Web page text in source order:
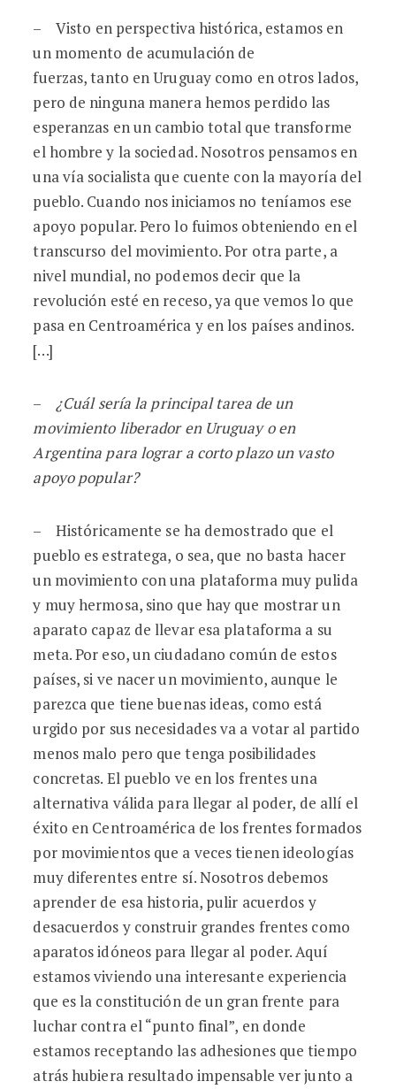
– Visto en perspectiva histórica, estamos en
un momento de acumulación de
fuerzas, tanto en Uruguay como en otros lados,
pero de ninguna manera hemos perdido las
esperanzas en un cambio total que transforme
el hombre y la sociedad. Nosotros pensamos en
una vía socialista que cuente con la mayoría del
pueblo. Cuando nos iniciamos no teníamos ese
apoyo popular. Pero lo fuimos obteniendo en el
transcurso del movimiento. Por otra parte, a
nivel mundial, no podemos decir que la
revolución esté en receso, ya que vemos lo que
pasa en Centroamérica y en los países andinos.
[…]
– ¿Cuál sería la principal tarea de un
movimiento liberador en Uruguay o en
Argentina para lograr a corto plazo un vasto
apoyo popular?
– Históricamente se ha demostrado que el
pueblo es estratega, o sea, que no basta hacer
un movimiento con una plataforma muy pulida
y muy hermosa, sino que hay que mostrar un
aparato capaz de llevar esa plataforma a su
meta. Por eso, un ciudadano común de estos
países, si ve nacer un movimiento, aunque le
parezca que tiene buenas ideas, como está
urgido por sus necesidades va a votar al partido
menos malo pero que tenga posibilidades
concretas. El pueblo ve en los frentes una
alternativa válida para llegar al poder, de allí el
éxito en Centroamérica de los frentes formados
por movimientos que a veces tienen ideologías
muy diferentes entre sí. Nosotros debemos
aprender de esa historia, pulir acuerdos y
desacuerdos y construir grandes frentes como
aparatos idóneos para llegar al poder. Aquí
estamos viviendo una interesante experiencia
que es la constitución de un gran frente para
luchar contra el “punto final”, en donde
estamos receptando las adhesiones que tiempo
atrás hubiera resultado impensable ver junto a